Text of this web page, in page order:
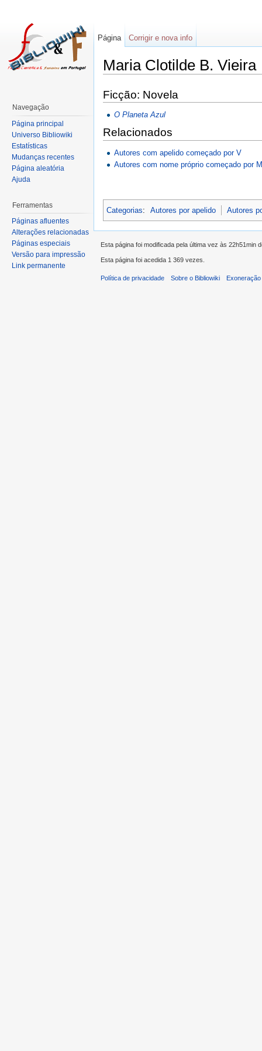
Maria Clotilde B. Vieira
Ficção: Novela
O Planeta Azul
Relacionados
Autores com apelido começado por V
Autores com nome próprio começado por
Categorias: Autores por apelido Autores
Página Corrigir e nova info
Navegação
Página principal
Universo Bibliowiki
Estatísticas
Mudanças recentes
Página aleatória
Ajuda
Ferramentas
Páginas afluentes
Alterações relacionadas
Páginas especiais
Versão para impressão
Link permanente
Esta página foi modificada pela última vez às 22h51min
Esta página foi acedida 1 369 vezes.
Política de privacidade Sobre o Bibliowiki